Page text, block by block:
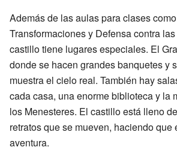
Además de las aulas para clases
Transformaciones y Defensa contra
castillo tiene lugares especiales. El
donde se hacen grandes banquetes y
muestra el cielo real. También hay
cada casa, una enorme biblioteca y la
los Menesteres. El castillo está lleno
retratos que se mueven, haciendo que
aventura.